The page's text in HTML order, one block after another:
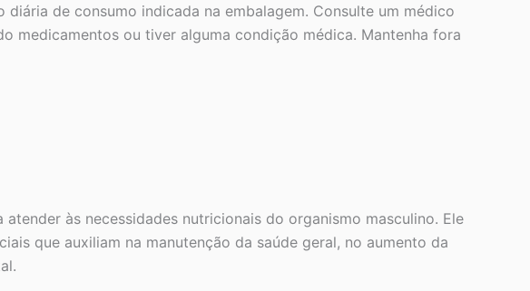
de consumo indicada na embalagem. Consulte um médico
medicamentos ou tiver alguma condição médica. Mantenha fora
às necessidades nutricionais do organismo masculino. Ele
que auxiliam na manutenção da saúde geral, no aumento da